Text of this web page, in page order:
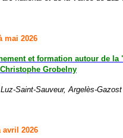
mai 2026
et formation autour de la
Grobelny
Saint-Sauveur, Argelès-
avril 2026